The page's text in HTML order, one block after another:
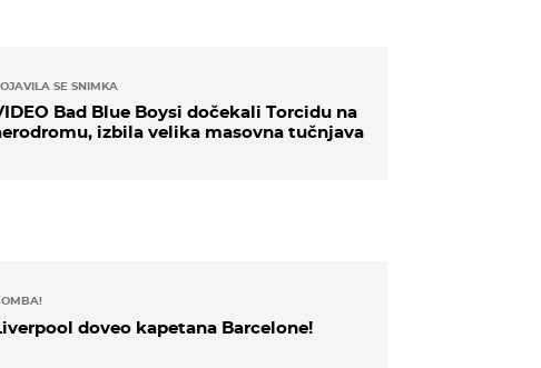
SE SNIMKA
Bad Blue Boysi dočekali Torcidu na
izbila velika masovna tučnjava
doveo kapetana Barcelone!